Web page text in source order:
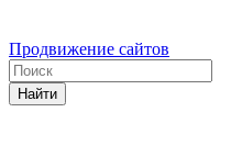
Продвижение сайтов
Найти